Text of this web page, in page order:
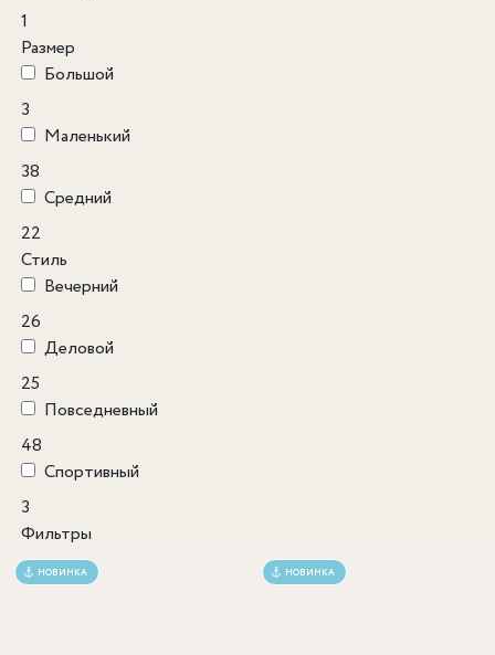
1
Размер
Большой
3
Маленький
38
Средний
22
Стиль
Вечерний
26
Деловой
25
Повседневный
48
Спортивный
3
Фильтры
НОВИНКА НОВИНКА